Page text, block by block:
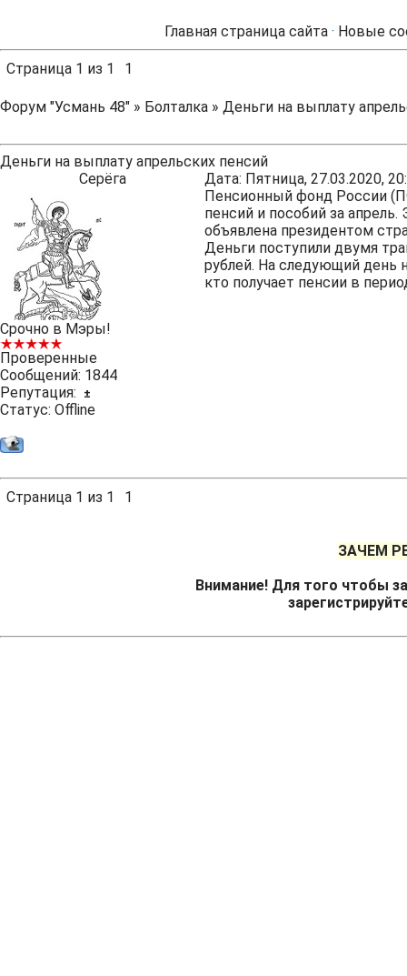
Главная страница сайта · Новые
Страница 1 из 1 1
Форум "Усмань 48" » Болталка » Деньги на выплату
Деньги на выплату апрельских пенсий
Серёга
Дата: Пятница, 27.03.2020,
Срочно в Мэры!
Проверенные
Сообщений: 1844
Репутация:
±
Статус: Offline
Пенсионный фонд России
пенсий и пособий за
объявлена президентом
Деньги поступили двумя
рублей. На следующий день
кто получает пенсии в
Страница 1 из 1 1
ЗАЧЕМ
Внимание! Для того чтобы